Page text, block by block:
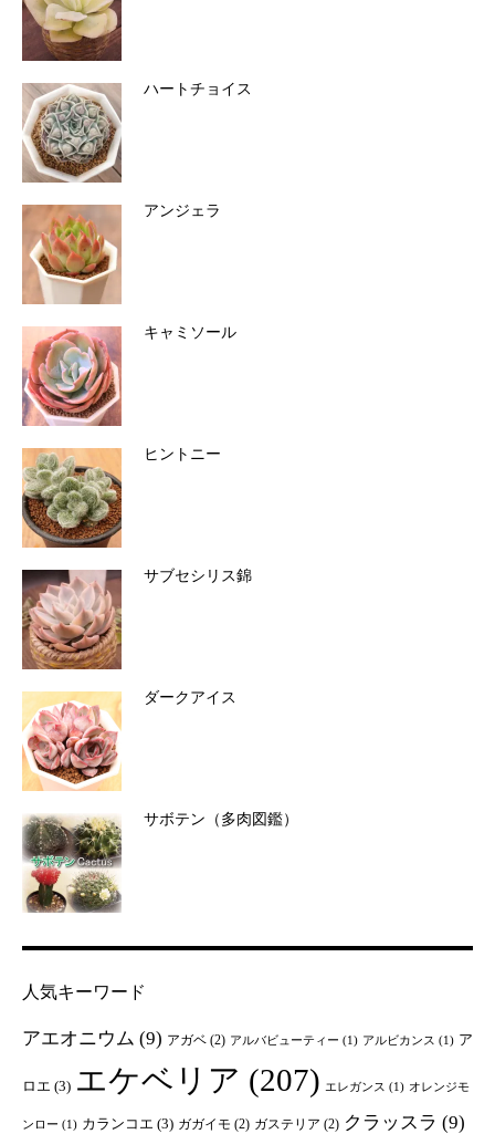
ハートチョイス
アンジェラ
キャミソール
ヒントニー
サブセシリス錦
ダークアイス
サボテン（多肉図鑑）
人気キーワード
アエオニウム (9) アガベ (2) アルバビューティー (1) アルビカンス (1) ア
ロエ (3) エケベリア (207) エレガンス (1) オレンジモ
ンロー (1) カランコエ (3) ガガイモ (2) ガステリア (2) クラッスラ (9)